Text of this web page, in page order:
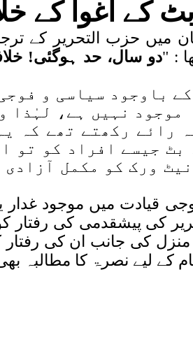
کے اغوا کے
میں حزب التحریر کے
: "دو سال، حد ہوگئی!
باوجود سیاسی و
نہیں ہے، لہٰذا
رائے رکھتے تھے کہ
بٹ جیسے افراد کو تو
ورک کو مکمل
قیادت میں موجود
کی پیشقدمی کی
کی جانب ان کی رفتار
لیے نصرۃ کا مطالبہ بھی